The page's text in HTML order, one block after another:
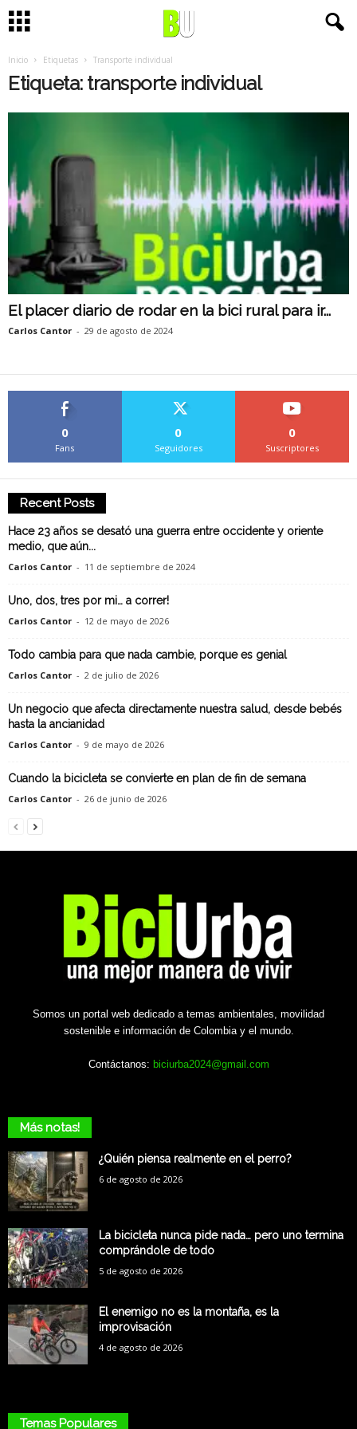
Inicio Etiquetas Transporte individual
Etiqueta: transporte individual
El placer diario de rodar en la bici rural para ir...
Carlos Cantor - 29 de agosto de 2024
0
Fans
0
Seguidores
0
Suscriptores
Recent Posts
Hace 23 años se desató una guerra entre occidente y oriente
medio, que aún...
Carlos Cantor - 11 de septiembre de 2024
Uno, dos, tres por mi… a correr!
Carlos Cantor - 12 de mayo de 2026
Todo cambia para que nada cambie, porque es genial
Carlos Cantor - 2 de julio de 2026
Un negocio que afecta directamente nuestra salud, desde bebés
hasta la ancianidad
Carlos Cantor - 9 de mayo de 2026
Cuando la bicicleta se convierte en plan de fin de semana
Carlos Cantor - 26 de junio de 2026
Somos un portal web dedicado a temas ambientales, movilidad
sostenible e información de Colombia y el mundo.
Contáctanos: biciurba2024@gmail.com
Más notas!
¿Quién piensa realmente en el perro?
6 de agosto de 2026
La bicicleta nunca pide nada… pero uno termina
comprándole de todo
5 de agosto de 2026
El enemigo no es la montaña, es la
improvisación
4 de agosto de 2026
Temas Populares